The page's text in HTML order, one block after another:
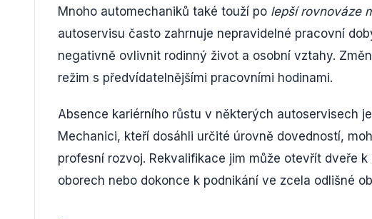
Mnoho automechaniků také touží po lepší rovnováze
autoservisu často zahrnuje nepravidelné pracovní
negativně ovlivnit rodinný život a osobní vztahy.
režim s předvídatelnějšími pracovními hodinami.
Absence kariérního růstu v některých autoservisech
Mechanici, kteří dosáhli určité úrovně dovedností,
profesní rozvoj. Rekvalifikace jim může otevřít dveře
oborech nebo dokonce k podnikání ve zcela odlišné